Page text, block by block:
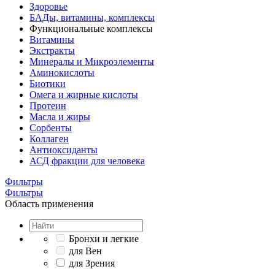
Здоровье
БАДы, витамины, комплексы
Функциональные комплексы
Витамины
Экстракты
Минералы и Микроэлементы
Аминокислоты
Биотики
Омега и жирные кислоты
Протеин
Масла и жиры
Сорбенты
Коллаген
Антиоксиданты
АСД фракции для человека
Фильтры
Фильтры
Область применения
Бронхи и легкие
для Вен
для Зрения